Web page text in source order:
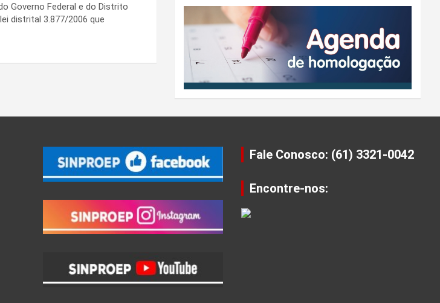
Governo Federal e do Distrito
distrital 3.877/2006 que
Fale Conosco: (61) 3321-0042
Encontre-nos: